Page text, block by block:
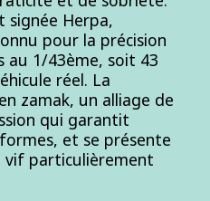
Herpa,
pour la précision
au 1/43ème, soit 43
réel. La
zamak, un alliage de
qui garantit
et se présente
vif particulièrement